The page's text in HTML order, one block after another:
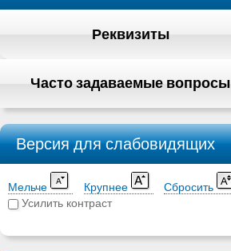
Реквизиты
Часто задаваемые вопросы
Версия для слабовидящих
Мельче Крупнее
Сбросить
Усилить контраст